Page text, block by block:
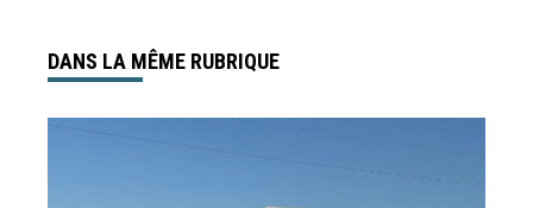
DANS LA MÊME RUBRIQUE